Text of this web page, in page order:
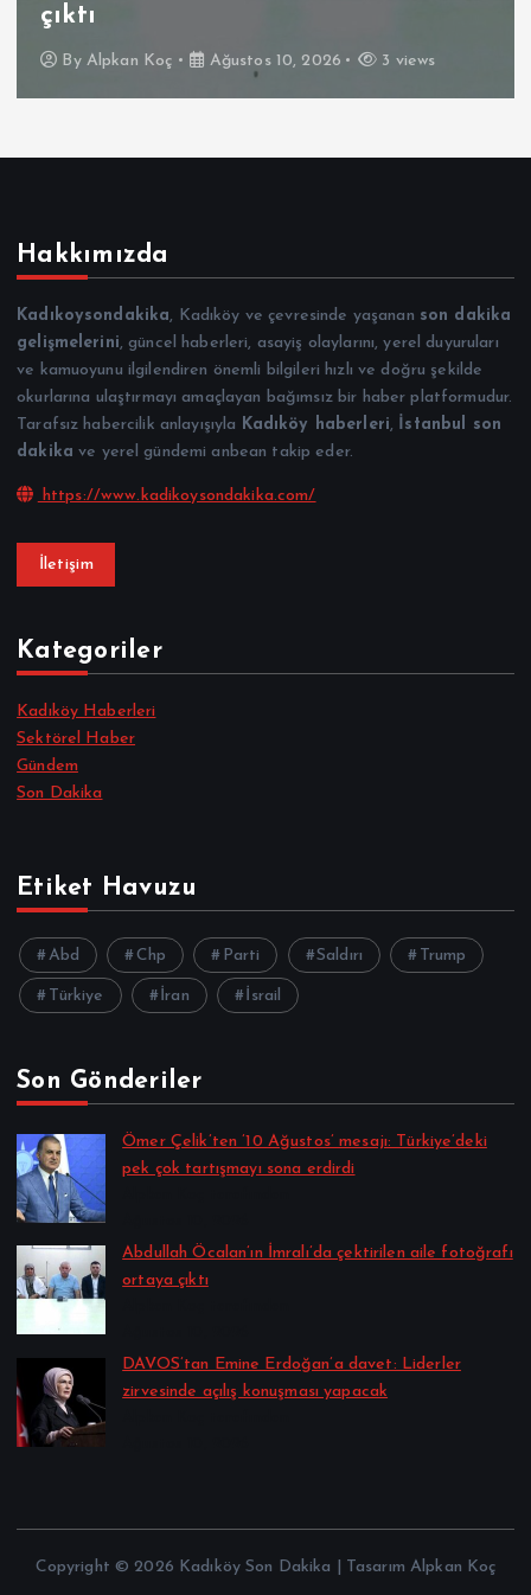
çıktı
By Alpkan Koç Ağustos 10, 2026 3 views
Hakkımızda
Kadıkoysondakika, Kadıköy ve çevresinde yaşanan son dakika
gelişmelerini, güncel haberleri, asayiş olaylarını, yerel duyuruları
ve kamuoyunu ilgilendiren önemli bilgileri hızlı ve doğru şekilde
okurlarına ulaştırmayı amaçlayan bağımsız bir haber platformudur.
Tarafsız habercilik anlayışıyla Kadıköy haberleri,
İstanbul son
dakika ve yerel gündemi anbean takip eder.
https://www.kadikoysondakika.com/
İletişim
Kategoriler
Kadıköy Haberleri
Sektörel Haber
Gündem
Son Dakika
Etiket Havuzu
Abd Chp Parti Saldırı Trump
Türkiye İran İsrail
Son Gönderiler
Ömer Çelik’ten ’10 Ağustos’ mesajı: Türkiye’deki
pek çok tartışmayı sona erdirdi
Abdullah Öcalan’ın İmralı’da çektirilen aile fotoğrafı
ortaya çıktı
DAVOS’tan Emine Erdoğan’a davet: Liderler
zirvesinde açılış konuşması yapacak
Copyright © 2026 Kadıköy Son Dakika | Tasarım Alpkan Koç